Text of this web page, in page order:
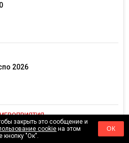
2026
закрыть это сообщение и
cookie на этом
кнопку "Ок".
ОК